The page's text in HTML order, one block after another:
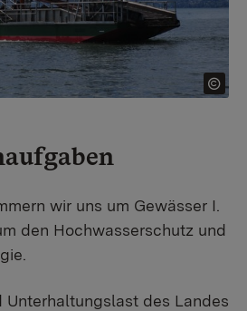
wir uns um Gewässer I.
den Hochwasserschutz und
Unterhaltungslast des Landes